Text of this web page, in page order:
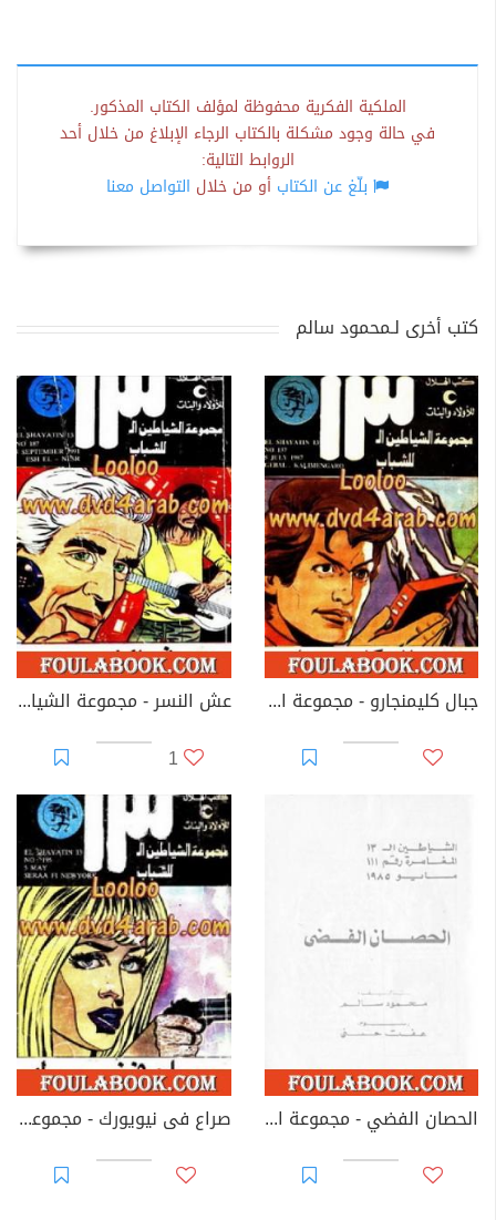
الملكية الفكرية محفوظة لمؤلف الكتاب المذكور.
في حالة وجود مشكلة بالكتاب الرجاء الإبلاغ من خلال أحد
الروابط التالية:
بلّغ عن الكتاب أو من خلال التواصل معنا
كتب أخرى لـمحمود سالم
جبال كليمنجارو - مجموعة الشياطين ال 13
عش النسر - مجموعة الشياطين ال 13
1
الحصان الفضي - مجموعة الشياطين ال 13 صراع فى نيويورك - مجموعة الشياطين ال 13